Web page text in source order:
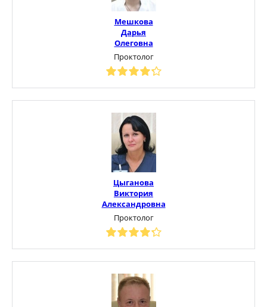
Мешкова
Дарья
Олеговна
Проктолог
Цыганова
Виктория
Александровна
Проктолог